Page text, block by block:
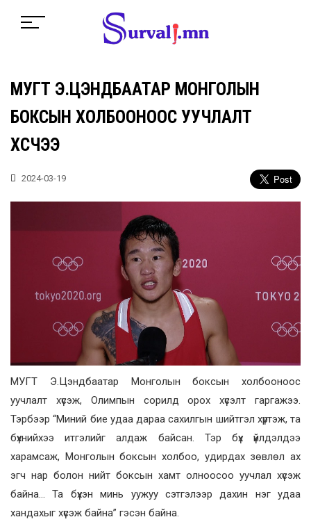
МУГТ Э.ЦЭНДБААТАР МОНГОЛЫН
БОКСЫН ХОЛБООНООС УУЧЛАЛТ
ХҮСЧЭЭ
2024-03-19
МУГТ Э.Цэндбаатар Монголын боксын холбооноос
уучлалт хүсэж, Олимпын сорилд орох хүсэлт гаргажээ.
Тэрбээр “Миний бие удаа дараа сахилгын шийтгэл хүртэж, та
бүхнийхээ итгэлийг алдаж байсан. Тэр бүх үйлдэлдээ
харамсаж, Монголын боксын холбоо, удирдах зөвлөл ах
эгч нар болон нийт боксын хамт олноосоо уучлал хүсэж
байна… Та бүхэн минь уужуу сэтгэлээр дахин нэг удаа
хандахыг хүсэж байна” гэсэн байна.